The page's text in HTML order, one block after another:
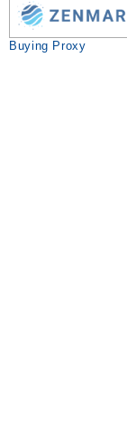
Buying Proxy